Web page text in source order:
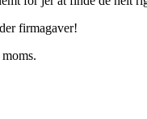
firmagaver!